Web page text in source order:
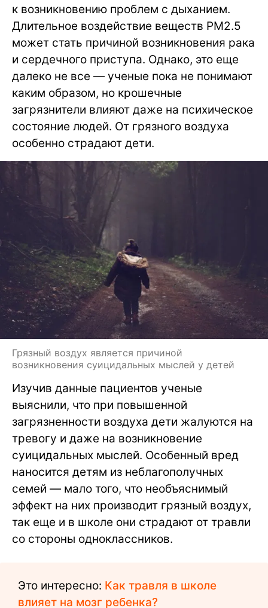
к возникновению проблем с дыханием.
Длительное воздействие веществ PM2.5
может стать причиной возникновения рака
и сердечного приступа. Однако, это еще
далеко не все — ученые пока не понимают
каким образом, но крошечные
загрязнители влияют даже на психическое
состояние людей. От грязного воздуха
особенно страдают дети.
Грязный воздух является причиной
возникновения суицидальных мыслей у детей
Изучив данные пациентов ученые
выяснили, что при повышенной
загрязненности воздуха дети жалуются на
тревогу и даже на возникновение
суицидальных мыслей. Особенный вред
наносится детям из неблагополучных
семей — мало того, что необъяснимый
эффект на них производит грязный воздух,
так еще и в школе они страдают от травли
со стороны одноклассников.
Это интересно: Как травля в школе
влияет на мозг ребенка?